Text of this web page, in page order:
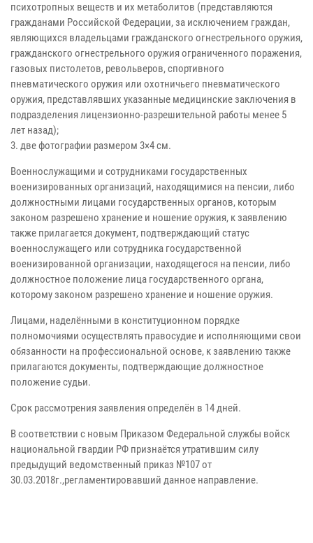
психотропных веществ и их метаболитов (представляются
гражданами Российской Федерации, за исключением граждан,
являющихся владельцами гражданского огнестрельного оружия,
гражданского огнестрельного оружия ограниченного поражения,
газовых пистолетов, револьверов, спортивного
пневматического оружия или охотничьего пневматического
оружия, представлявших указанные медицинские заключения в
подразделения лицензионно-разрешительной работы менее 5
лет назад);
3. две фотографии размером 3×4 см.
Военнослужащими и сотрудниками государственных
военизированных организаций, находящимися на пенсии, либо
должностными лицами государственных органов, которым
законом разрешено хранение и ношение оружия, к заявлению
также прилагается документ, подтверждающий статус
военнослужащего или сотрудника государственной
военизированной организации, находящегося на пенсии, либо
должностное положение лица государственного органа,
которому законом разрешено хранение и ношение оружия.
Лицами, наделёнными в конституционном порядке
полномочиями осуществлять правосудие и исполняющими свои
обязанности на профессиональной основе, к заявлению также
прилагаются документы, подтверждающие должностное
положение судьи.
Срок рассмотрения заявления определён в 14 дней.
В соответствии с новым Приказом Федеральной службы войск
национальной гвардии РФ признаётся утратившим силу
предыдущий ведомственный приказ №107 от
30.03.2018г.,регламентировавший данное направление.